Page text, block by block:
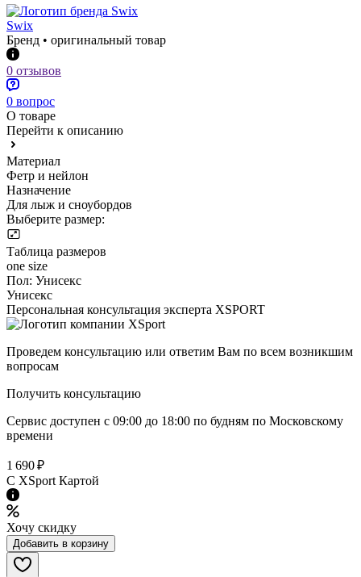
Swix
Бренд • оригинальный товар
0 отзывов
0 вопрос
О товаре
Перейти к описанию
Материал
Фетр и нейлон
Назначение
Для лыж и сноубордов
Выберите размер:
Таблица размеров
one size
Пол: Унисекс
Унисекс
Персональная консультация эксперта XSPORT
Проведем консультацию или ответим Вам по всем возникшим
вопросам
Получить консультацию
Сервис доступен с 09:00 до 18:00 по будням по Московcкому
времени
1 690 ₽
C XSport Картой
Хочу скидку
Добавить в корзину